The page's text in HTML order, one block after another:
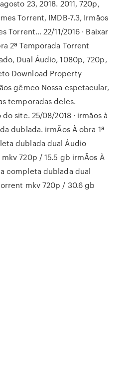
23, 2018. 2011, 720p,
Torrent, IMDB-7.3, Irmãos
Torrent… 22/11/2016 · Baixar
2ª Temporada Torrent
Dual Áudio, 1080p, 720p,
Download Property
gêmeo Nossa espetacular,
temporadas deles.
site. 25/08/2018 · irmãos à
dublada. irmÃos À obra 1ª
dublada dual Áudio
720p / 15.5 gb irmÃos À
completa dublada dual
mkv 720p / 30.6 gb